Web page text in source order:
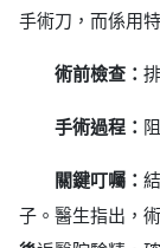
手術刀，而係用
術前檢查：
手術過程：
關鍵叮囑：
子。醫生指出，